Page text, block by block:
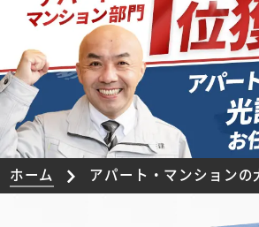
ホーム アパート・マンションの